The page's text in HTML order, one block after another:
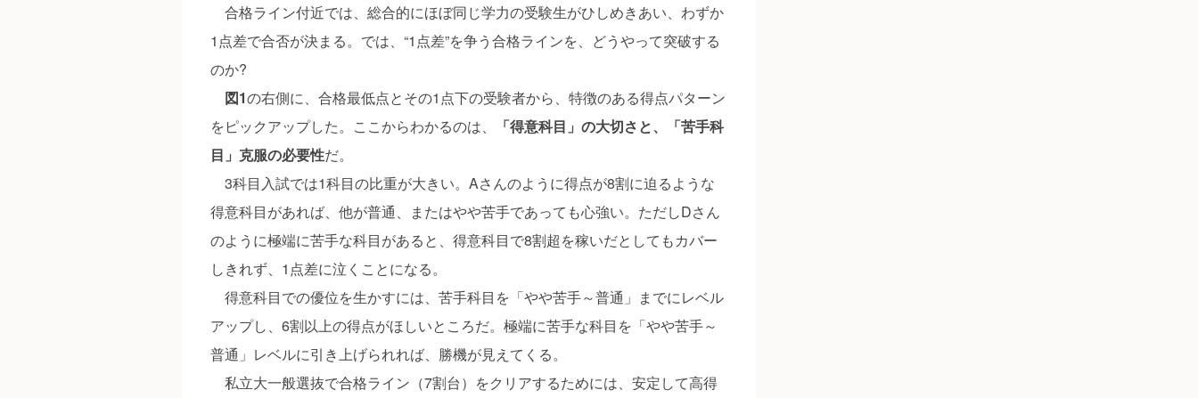
合格ライン付近では、総合的にほぼ同じ学力の受験生がひしめきあい、わずか
1点差で合否が決まる。では、“1点差”を争う合格ラインを、どうやって突破する
のか?
図1の右側に、合格最低点とその1点下の受験者から、特徴のある得点パターン
をピックアップした。ここからわかるのは、
「得意科目」の大切さと、「苦手科
目」克服の必要性だ。
3科目入試では1科目の比重が大きい。Aさんのように得点が8割に迫るような
得意科目があれば、他が普通、またはやや苦手であっても心強い。ただしDさん
のように極端に苦手な科目があると、得意科目で8割超を稼いだとしてもカバー
しきれず、1点差に泣くことになる。
得意科目での優位を生かすには、苦手科目を「やや苦手～普通」までにレベル
アップし、6割以上の得点がほしいところだ。極端に苦手な科目を「やや苦手～
普通」レベルに引き上げられれば、勝機が見えてくる。
私立大一般選抜で合格ライン（7割台）をクリアするためには、安定して高得